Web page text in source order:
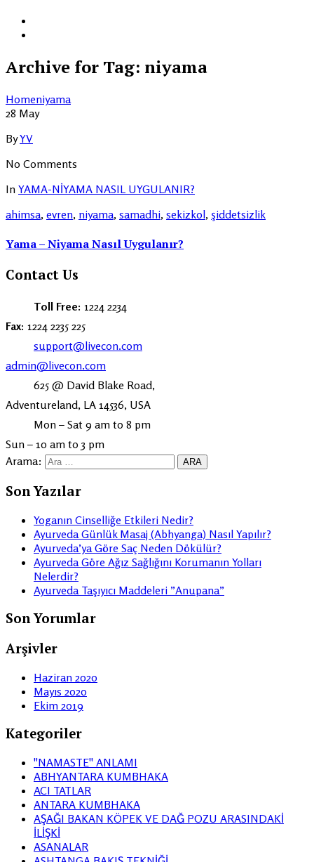
Archive for Tag: niyama
Homeniyama
28 May
ByYV
No Comments
In YAMA-NİYAMA NASIL UYGULANIR?
ahimsa, evren, niyama, samadhi, sekizkol, şiddetsizlik
Yama – Niyama Nasıl Uygulanır?
Contact Us
Toll Free: 1224 2234
Fax: 1224 2235 225
support@livecon.com
admin@livecon.com
625 @ David Blake Road,
Adventureland, LA 14536, USA
Mon – Sat 9 am to 8 pm
Sun – 10 am to 3 pm
Arama:
Son Yazılar
Yoganın Cinselliğe Etkileri Nedir?
Ayurveda Günlük Masaj (Abhyanga) Nasıl Yapılır?
Ayurveda’ya Göre Saç Neden Dökülür?
Ayurveda Göre Ağız Sağlığını Korumanın Yolları
Nelerdir?
Ayurveda Taşıyıcı Maddeleri ”Anupana”
Son Yorumlar
Arşivler
Haziran 2020
Mayıs 2020
Ekim 2019
Kategoriler
''NAMASTE'' ANLAMI
ABHYANTARA KUMBHAKA
ACI TATLAR
ANTARA KUMBHAKA
AŞAĞI BAKAN KÖPEK VE DAĞ POZU ARASINDAKİ
İLİŞKİ
ASANALAR